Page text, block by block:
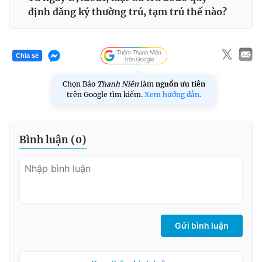
định đăng ký thường trú, tạm trú thế nào?
Chia sẻ
Chọn Báo Thanh Niên làm nguồn ưu tiên
trên Google tìm kiếm. Xem hướng dẫn.
Bình luận (0)
Gửi bình luận